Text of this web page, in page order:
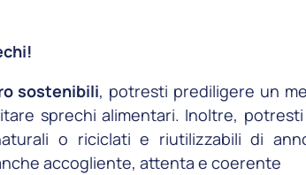
sostenibili, potresti prediligere un
sprechi alimentari. Inoltre,
o riciclati e riutilizzabili di
accogliente, attenta e coerente